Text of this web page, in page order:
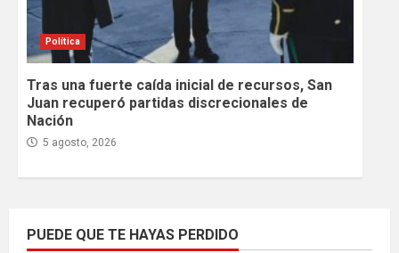
Política
Tras una fuerte caída inicial de recursos, San
Juan recuperó partidas discrecionales de
Nación
5 agosto, 2026
PUEDE QUE TE HAYAS PERDIDO